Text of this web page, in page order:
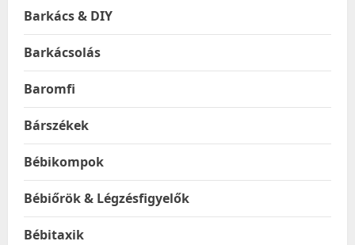
Barkács & DIY
Barkácsolás
Baromfi
Bárszékek
Bébikompok
Bébiőrök & Légzésfigyelők
Bébitaxik